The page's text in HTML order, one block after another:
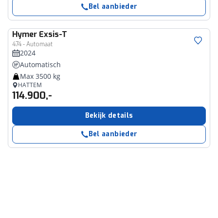
Bel aanbieder
Hymer Exsis-T
474 - Automaat
2024
Automatisch
Max 3500 kg
HATTEM
114.900,-
Bekijk details
Bel aanbieder